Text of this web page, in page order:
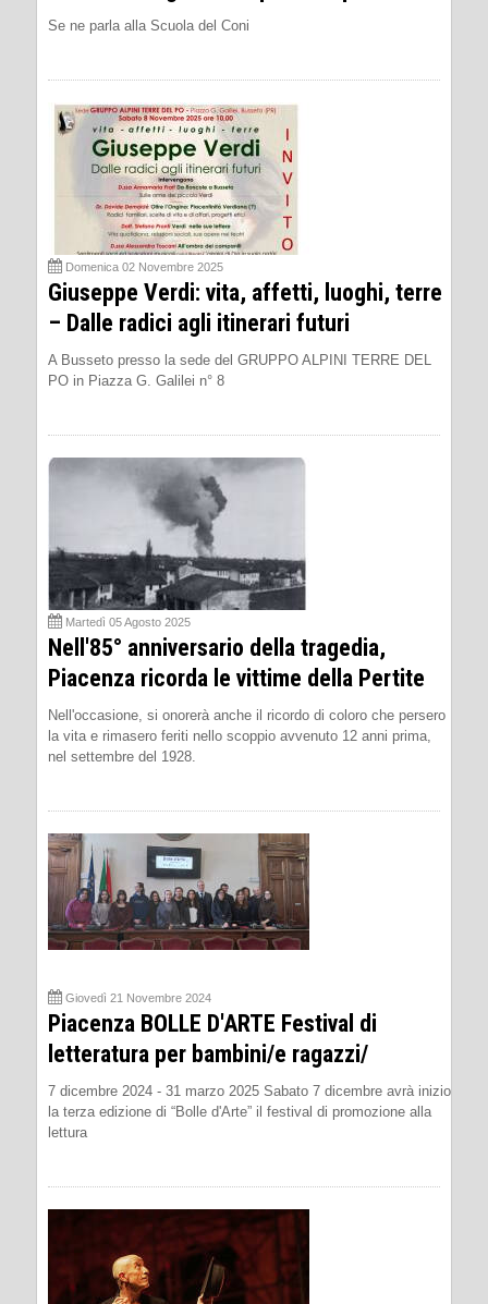
Se ne parla alla Scuola del Coni
Domenica 02 Novembre 2025
Giuseppe Verdi: vita, affetti, luoghi, terre
– Dalle radici agli itinerari futuri
A Busseto presso la sede del GRUPPO ALPINI TERRE DEL
PO in Piazza G. Galilei n° 8
Martedì 05 Agosto 2025
Nell'85° anniversario della tragedia,
Piacenza ricorda le vittime della Pertite
Nell'occasione, si onorerà anche il ricordo di coloro che persero
la vita e rimasero feriti nello scoppio avvenuto 12 anni prima,
nel settembre del 1928.
Giovedì 21 Novembre 2024
Piacenza BOLLE D'ARTE Festival di
letteratura per bambini/e ragazzi/
7 dicembre 2024 - 31 marzo 2025 Sabato 7 dicembre avrà inizio
la terza edizione di “Bolle d'Arte” il festival di promozione alla
lettura